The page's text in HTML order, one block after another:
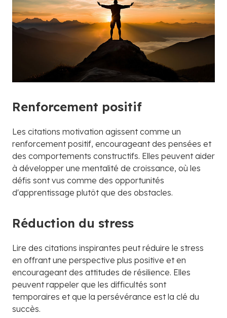
Renforcement positif
Les citations motivation agissent comme un
renforcement positif, encourageant des pensées et
des comportements constructifs. Elles peuvent aider
à développer une mentalité de croissance, où les
défis sont vus comme des opportunités
d'apprentissage plutôt que des obstacles.
Réduction du stress
Lire des citations inspirantes peut réduire le stress
en offrant une perspective plus positive et en
encourageant des attitudes de résilience. Elles
peuvent rappeler que les difficultés sont
temporaires et que la persévérance est la clé du
succès.